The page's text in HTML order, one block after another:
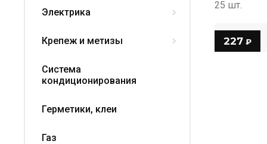
Электрика
Крепеж и метизы
Система
кондиционирования
Герметики, клеи
Газ
25 шт.
227 ₽